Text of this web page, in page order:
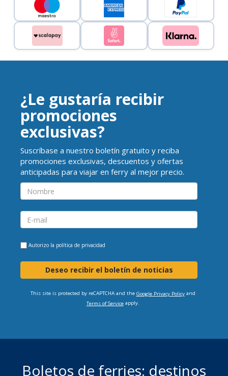
¿Le gustaría recibir
promociones
exclusivas?
Suscríbase a nuestro boletín gratuito y reciba
promociones exclusivas, descuentos y ofertas
anticipadas para viajar en ferry al mejor precio.
Autorizo la política de privacidad
Deseo recibir el boletín de noticias
This site is protected by reCAPTCHA and the Google Privacy Policyand
Terms of Serviceapply.
Boletos de ferries: destinos